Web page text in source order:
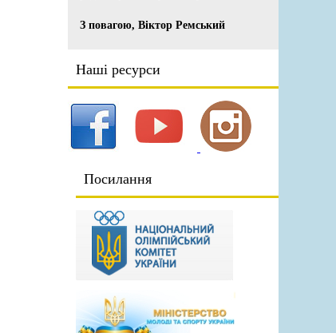
З повагою, Віктор Ремський
Наші ресурси
Посилання